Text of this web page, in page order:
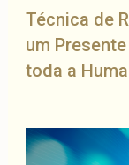
Técnica de
um
toda a